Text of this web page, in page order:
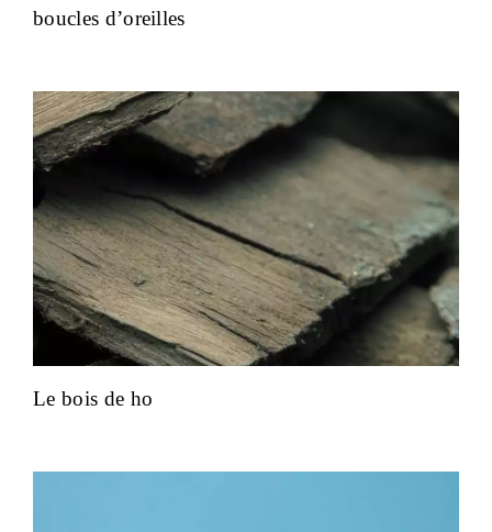
boucles d’oreilles
Le bois de ho